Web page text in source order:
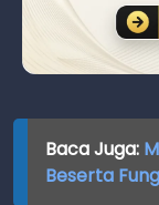
Baca Juga:
Beserta